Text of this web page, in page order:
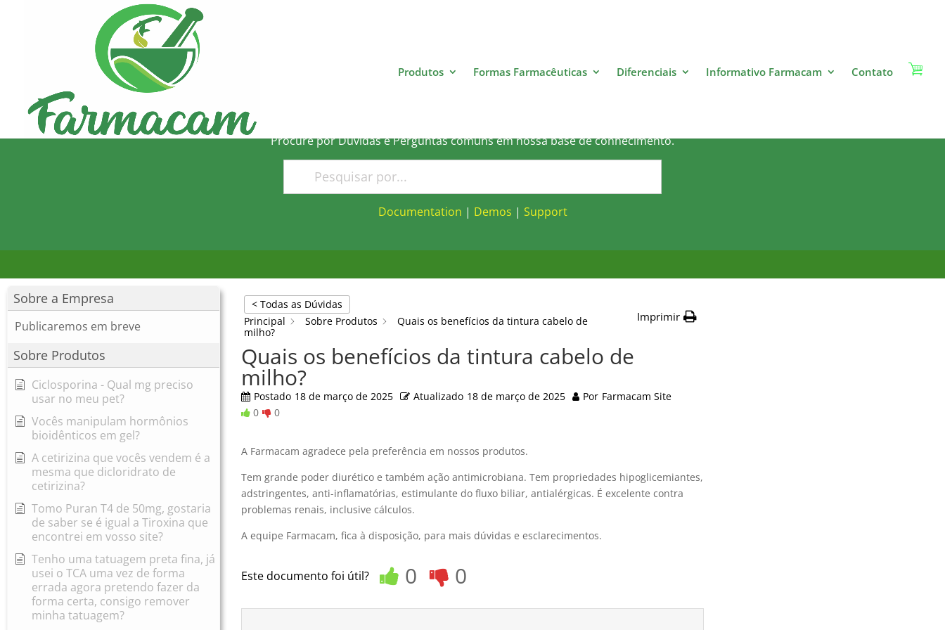
Produtos Formas Farmacêuticas Diferenciais Informativo Farmacam Contato
Skip to main content
Procure por Dúvidas e Perguntas comuns em nossa base de conhecimento.
Documentation | Demos | Support
Sobre a Empresa
Publicaremos em breve
Sobre Produtos
Ciclosporina - Qual mg preciso
usar no meu pet?
Vocês manipulam hormônios
bioidênticos em gel?
A cetirizina que vocês vendem é a
mesma que dicloridrato de
cetirizina?
Tomo Puran T4 de 50mg, gostaria
de saber se é igual a Tiroxina que
encontrei em vosso site?
Tenho uma tatuagem preta fina, já
usei o TCA uma vez de forma
errada agora pretendo fazer da
forma certa, consigo remover
minha tatuagem?
< Todas as Dúvidas
Principal
Sobre Produtos
Quais os benefícios da tintura cabelo de
milho?
Imprimir
Quais os benefícios da tintura cabelo de
milho?
Postado 18 de março de 2025 Atualizado 18 de março de 2025 Por Farmacam Site
0
0
A Farmacam agradece pela preferência em nossos produtos.
Tem grande poder diurético e também ação antimicrobiana. Tem propriedades hipoglicemiantes,
adstringentes, anti-inflamatórias, estimulante do fluxo biliar, antialérgicas. É excelente contra
problemas renais, inclusive cálculos.
A equipe Farmacam, fica à disposição, para mais dúvidas e esclarecimentos.
Este documento foi útil? 0 0